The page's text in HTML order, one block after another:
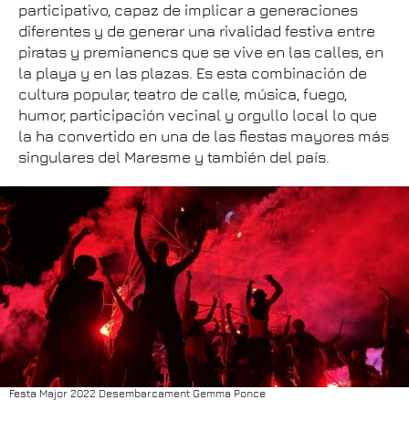
participativo, capaz de implicar a generaciones
diferentes y de generar una rivalidad festiva entre
piratas y premianencs que se vive en las calles, en
la playa y en las plazas. Es esta combinación de
cultura popular, teatro de calle, música, fuego,
humor, participación vecinal y orgullo local lo que
la ha convertido en una de las fiestas mayores más
singulares del Maresme y también del país.
Festa Major 2022 Desembarcament Gemma Ponce